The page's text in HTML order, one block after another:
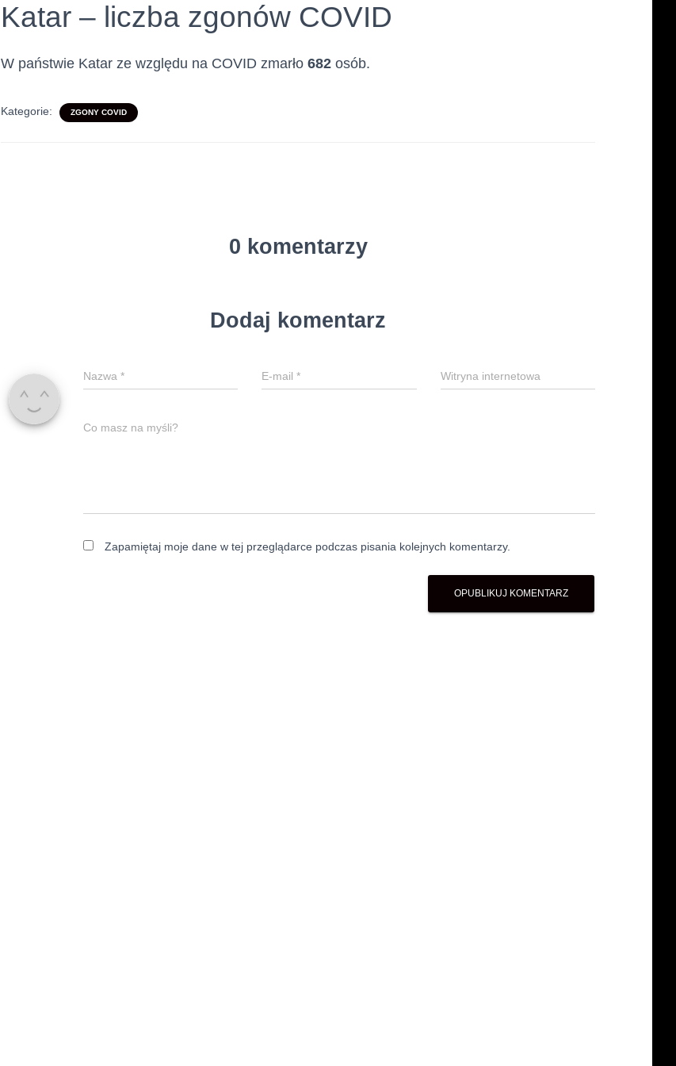
Katar – liczba zgonów COVID
W państwie Katar ze względu na COVID zmarło 682 osób.
Kategorie: ZGONY COVID
0 komentarzy
Dodaj komentarz
Nazwa * E-mail* Witryna internetowa
Co masz na myśli?
Zapamiętaj moje dane w tej przeglądarce podczas pisania kolejnych komentarzy.